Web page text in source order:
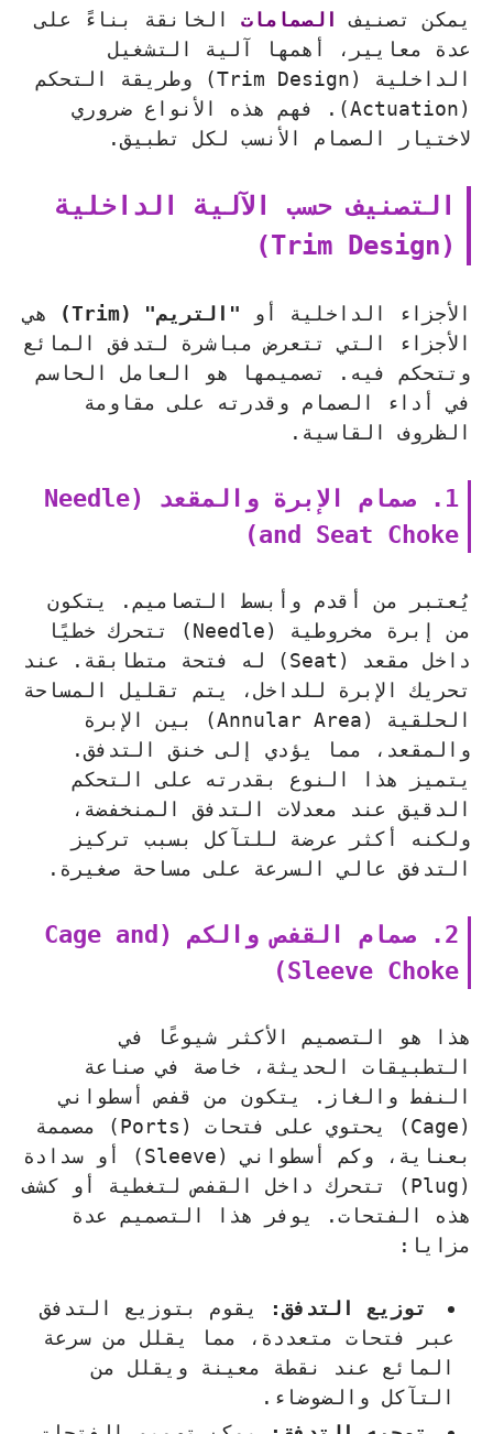
يمكن تصنيف الصمامات الخانقة بناءً على
عدة معايير، أهمها آلية التشغيل
الداخلية (Trim Design) وطريقة التحكم
(Actuation). فهم هذه الأنواع ضروري
لاختيار الصمام الأنسب لكل تطبيق.
التصنيف حسب الآلية الداخلية
(Trim Design)
الأجزاء الداخلية أو "التريم" (Trim)
هي
الأجزاء التي تتعرض مباشرة لتدفق المائع
وتتحكم فيه. تصميمها هو العامل الحاسم
في أداء الصمام وقدرته على مقاومة
الظروف القاسية.
1. صمام الإبرة والمقعد (Needle
and Seat Choke)
يُعتبر من أقدم وأبسط التصاميم. يتكون
من إبرة مخروطية (Needle) تتحرك خطيًا
داخل مقعد (Seat) له فتحة متطابقة. عند
تحريك الإبرة للداخل، يتم تقليل المساحة
الحلقية (Annular Area) بين الإبرة
والمقعد، مما يؤدي إلى خنق التدفق.
يتميز هذا النوع بقدرته على التحكم
الدقيق عند معدلات التدفق المنخفضة،
ولكنه أكثر عرضة للتآكل بسبب تركيز
التدفق عالي السرعة على مساحة صغيرة.
2. صمام القفص والكم (Cage and
Sleeve Choke)
هذا هو التصميم الأكثر شيوعًا في
التطبيقات الحديثة، خاصة في صناعة
النفط والغاز. يتكون من قفص أسطواني
(Cage) يحتوي على فتحات (Ports) مصممة
بعناية، وكم أسطواني (Sleeve) أو سدادة
(Plug) تتحرك داخل القفص لتغطية أو كشف
هذه الفتحات. يوفر هذا التصميم عدة
مزايا:
توزيع التدفق:
يقوم بتوزيع التدفق
عبر فتحات متعددة، مما يقلل من سرعة
المائع عند نقطة معينة ويقلل من
التآكل والضوضاء.